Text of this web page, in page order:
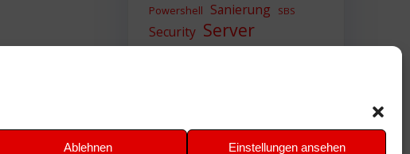
Ablehnen Einstellungen ansehen
Powershell Sanierung SBS
Security Server
Sicherheit SIEM
VMWare VPN WAZUH